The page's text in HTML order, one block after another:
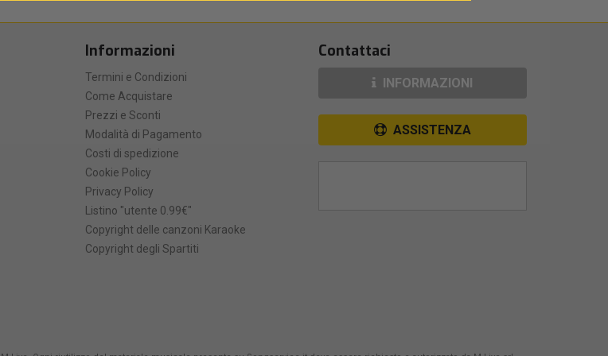
Informazioni
Termini e Condizioni
Come Acquistare
Prezzi e Sconti
Modalità di Pagamento
Costi di spedizione
Cookie Policy
Privacy Policy
Listino "utente 0.99€"
Copyright delle canzoni Karaoke
Copyright degli Spartiti
Contattaci
INFORMAZIONI
ASSISTENZA